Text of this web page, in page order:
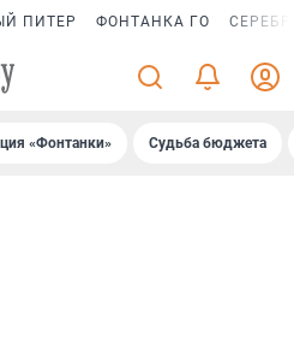
ПИТЕР ФОНТАНКА ГО
«Фонтанки» Судьба бюджета